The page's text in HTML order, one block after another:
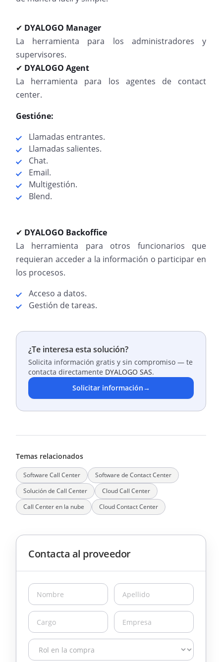
✔ DYALOGO ​Manager
La herramienta para los administradores y
supervisores.
✔ DYALOGO Agent
La herramienta para los agentes de contact
center.
Gestióne:
Llamadas entrantes.
Llamadas salientes.
Chat.
Email.
Multigestión.
Blend.
✔ DYALOGO Backoffice
La herramienta para otros funcionarios que
requieran acceder a la información o participar en
los procesos.
Acceso a datos.
Gestión de tareas.
¿Te interesa esta solución?
Solicita información gratis y sin compromiso — te
contacta directamente DYALOGO SAS.
Solicitar información→
Temas relacionados
Software Call Center
Software de Contact Center
Solución de Call Center
Cloud Call Center
Call Center en la nube
Cloud Contact Center
Contacta al proveedor